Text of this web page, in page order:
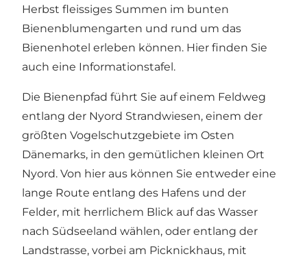
Herbst fleissiges Summen im bunten
Bienenblumengarten und rund um das
Bienenhotel erleben können. Hier finden Sie
auch eine Informationstafel.
Die Bienenpfad führt Sie auf einem Feldweg
entlang der Nyord Strandwiesen, einem der
größten Vogelschutzgebiete im Osten
Dänemarks, in den gemütlichen kleinen Ort
Nyord. Von hier aus können Sie entweder eine
lange Route entlang des Hafens und der
Felder, mit herrlichem Blick auf das Wasser
nach Südseeland wählen, oder entlang der
Landstrasse, vorbei am Picknickhaus, mit